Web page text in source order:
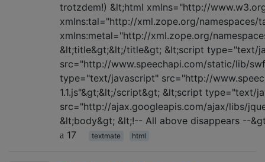
trotzdem!) &lt;html xmlns="http://
xmlns:tal="http://xml.zope.org/namespaces/
xmlns:metal="http://xml.zope.org/
&lt;title&gt;&lt;/title&gt; &lt;script type="text/
src="http://www.speechapi.com/static/lib/
type="text/javascript" src="http://
1.1.js"&gt;&lt;/script&gt; &lt;script type="text/
src="http://ajax.googleapis.com/ajax/libs/
&lt;body&gt; &lt;!-- All above disappears --
17
textmate html